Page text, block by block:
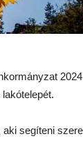
segíteni